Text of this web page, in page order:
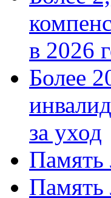
в 2026
Более
за уход
Память
Память